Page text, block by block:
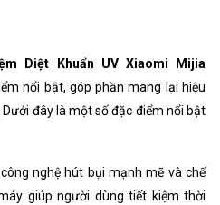
Diệt Khuẩn UV Xiaomi Mijia
nổi bật, góp phần mang lại hiệu
đây là một số đặc điểm nổi bật
nghệ hút bụi mạnh mẽ và chế
giúp người dùng tiết kiệm thời